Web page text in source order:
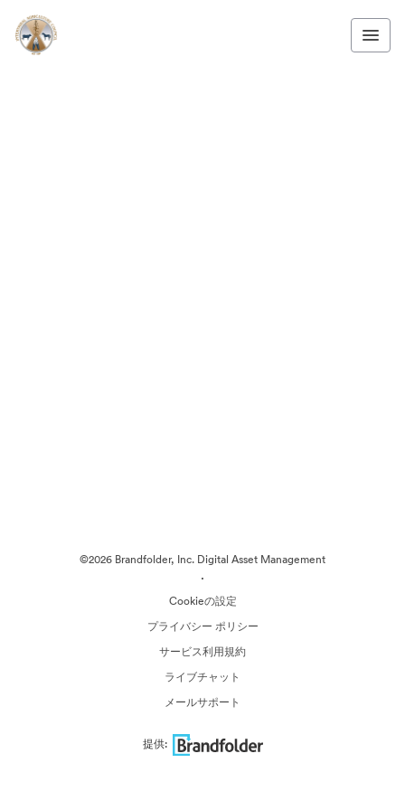
©2026 Brandfolder, Inc. Digital Asset Management
·
Cookieの設定
プライバシー ポリシー
サービス利用規約
ライブチャット
メールサポート
提供: